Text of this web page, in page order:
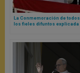
La Conmemoración de todos
los fieles difuntos explicada